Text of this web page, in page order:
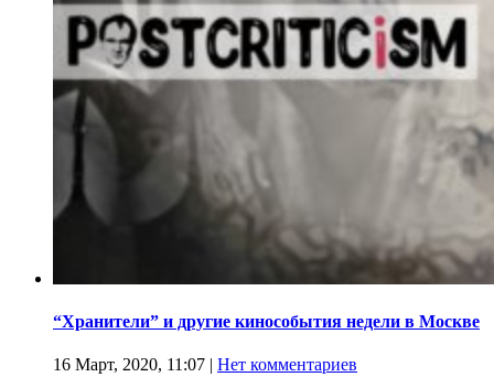
“Хранители” и другие кинособытия недели в Москве
16 Март, 2020, 11:07 | Нет комментариев